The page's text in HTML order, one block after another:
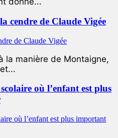
cendre de Claude Vigée
la manière de Montaigne,
où l’enfant est plus